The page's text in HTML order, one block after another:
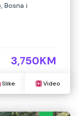
Bosna i
3,750KM
Slike Video